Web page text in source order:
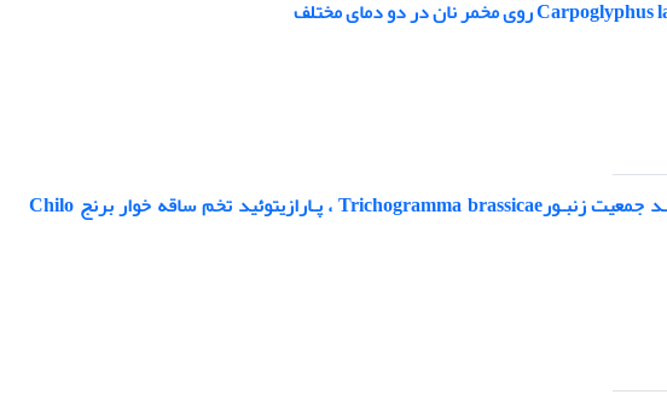
بـررسی تأثیر ارقـام مختلف بـرنج بر فـراسنجه‏ های جـدول زندگی و رشـد جمعیت زنبـورTrichogramma brassicae ، پـارازیتوئید تخم ساقه ‏خوار برنج Chilo